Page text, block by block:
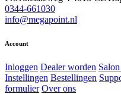
0344-661030
info@megapoint.nl
Account
Inloggen Dealer worden
Instellingen Bestellingen
formulier Over ons